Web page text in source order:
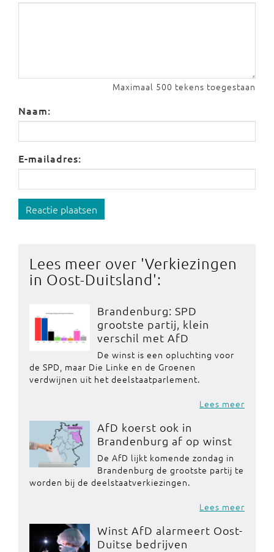
Maximaal 500 tekens toegestaan
Naam:
E-mailadres:
Reactie plaatsen
Lees meer over 'Verkiezingen
in Oost-Duitsland':
Brandenburg: SPD
grootste partij, klein
verschil met AfD
De winst is een opluchting voor
de SPD, maar Die Linke en de Groenen
verdwijnen uit het deelstaatparlement.
Lees meer
AfD koerst ook in
Brandenburg af op winst
De AfD lijkt komende zondag in
Brandenburg de grootste partij te
worden bij de deelstaatverkiezingen.
Lees meer
Winst AfD alarmeert Oost-
Duitse bedrijven